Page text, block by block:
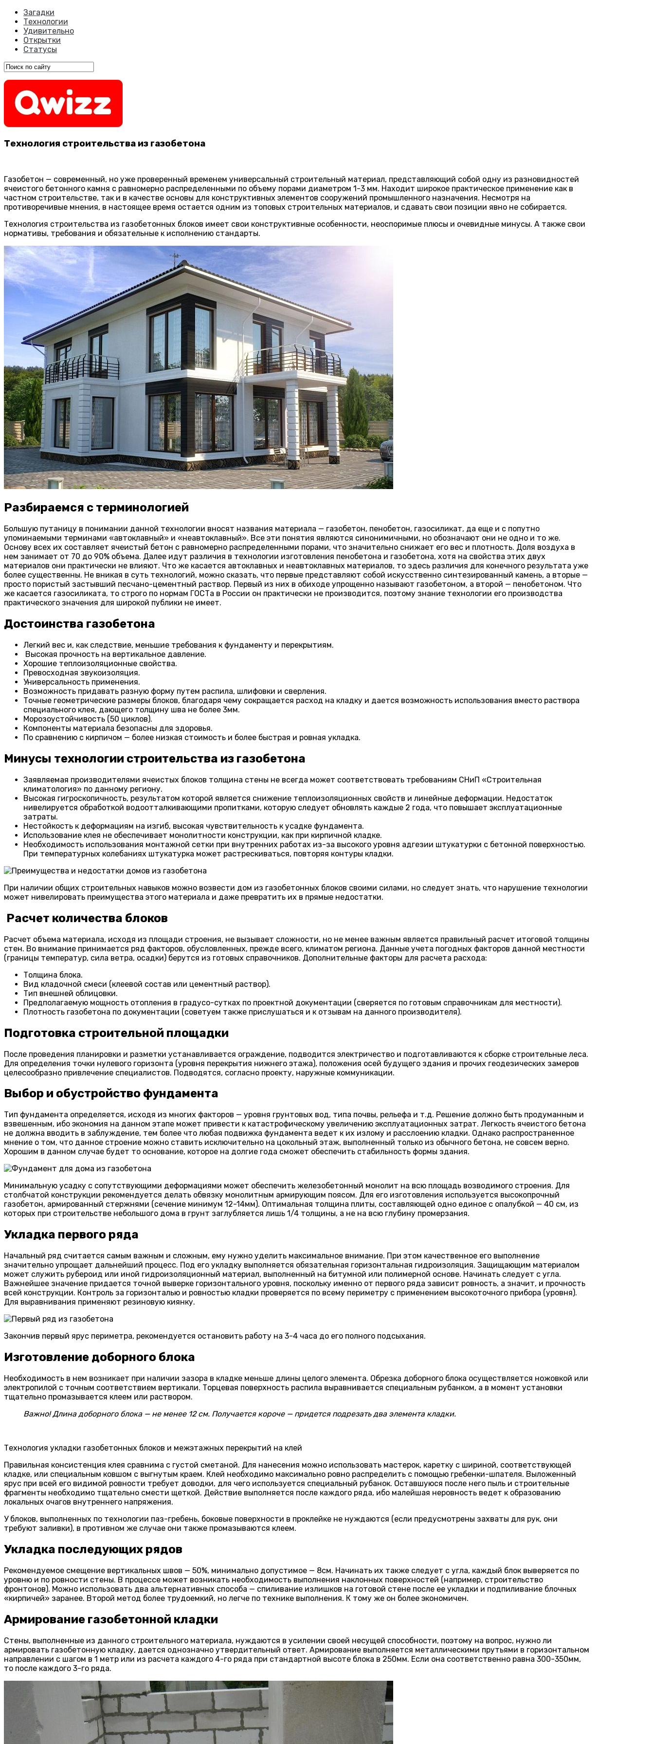
Загадки
Технологии
Удивительно
Открытки
Статусы
Технология строительства из газобетона
Газобетон — современный, но уже проверенный временем универсальный строительный материал, представляющий собой одну из разновидностей
ячеистого бетонного камня с равномерно распределенными по объему порами диаметром 1-3 мм. Находит широкое практическое применение как в
частном строительстве, так и в качестве основы для конструктивных элементов сооружений промышленного назначения. Несмотря на
противоречивые мнения, в настоящее время остается одним из топовых строительных материалов, и сдавать свои позиции явно не собирается.
Технология строительства из газобетонных блоков имеет свои конструктивные особенности, неоспоримые плюсы и очевидные минусы. А также свои
нормативы, требования и обязательные к исполнению стандарты.
Разбираемся с терминологией
Большую путаницу в понимании данной технологии вносят названия материала — газобетон, пенобетон, газосиликат, да еще и с попутно
упоминаемыми терминами «автоклавный» и «неавтоклавный». Все эти понятия являются синонимичными, но обозначают они не одно и то же.
Основу всех их составляет ячеистый бетон с равномерно распределенными порами, что значительно снижает его вес и плотность. Доля воздуха в
нем занимает от 70 до 90% объема. Далее идут различия в технологии изготовления пенобетона и газобетона, хотя на свойства этих двух
материалов они практически не влияют. Что же касается автоклавных и неавтоклавных материалов, то здесь различия для конечного результата уже
более существенны. Не вникая в суть технологий, можно сказать, что первые представляют собой искусственно синтезированный камень, а вторые —
просто пористый застывший песчано-цементный раствор. Первый из них в обиходе упрощенно называют газобетоном, а второй — пенобетоном. Что
же касается газосиликата, то строго по нормам ГОСТа в России он практически не производится, поэтому знание технологии его производства
практического значения для широкой публики не имеет.
Достоинства газобетона
Легкий вес и, как следствие, меньшие требования к фундаменту и перекрытиям.
Высокая прочность на вертикальное давление.
Хорошие теплоизоляционные свойства.
Превосходная звукоизоляция.
Универсальность применения.
Возможность придавать разную форму путем распила, шлифовки и сверления.
Точные геометрические размеры блоков, благодаря чему сокращается расход на кладку и дается возможность использования вместо раствора
специального клея, дающего толщину шва не более 3мм.
Морозоустойчивость (50 циклов).
Компоненты материала безопасны для здоровья.
По сравнению с кирпичом — более низкая стоимость и более быстрая и ровная укладка.
Минусы технологии строительства из газобетона
Заявляемая производителями ячеистых блоков толщина стены не всегда может соответствовать требованиям СНиП «Строительная
климатология» по данному региону.
Высокая гигроскопичность, результатом которой является снижение теплоизоляционных свойств и линейные деформации. Недостаток
нивелируется обработкой водоотталкивающими пропитками, которую следует обновлять каждые 2 года, что повышает эксплуатационные
затраты.
Нестойкость к деформациям на изгиб, высокая чувствительность к усадке фундамента.
Использование клея не обеспечивает монолитности конструкции, как при кирпичной кладке.
Необходимость использования монтажной сетки при внутренних работах из-за высокого уровня адгезии штукатурки с бетонной поверхностью.
При температурных колебаниях штукатурка может растрескиваться, повторяя контуры кладки.
При наличии общих строительных навыков можно возвести дом из газобетонных блоков своими силами, но следует знать, что нарушение технологии
может нивелировать преимущества этого материала и даже превратить их в прямые недостатки.
Расчет количества блоков
Расчет объема материала, исходя из площади строения, не вызывает сложности, но не менее важным является правильный расчет итоговой толщины
стен. Во внимание принимается ряд факторов, обусловленных, прежде всего, климатом региона. Данные учета погодных факторов данной местности
(границы температур, сила ветра, осадки) берутся из готовых справочников. Дополнительные факторы для расчета расхода:
Толщина блока.
Вид кладочной смеси (клеевой состав или цементный раствор).
Тип внешней облицовки.
Предполагаемую мощность отопления в градусо-сутках по проектной документации (сверяется по готовым справочникам для местности).
Плотность газобетона по документации (советуем также прислушаться и к отзывам на данного производителя).
Подготовка строительной площадки
После проведения планировки и разметки устанавливается ограждение, подводится электричество и подготавливаются к сборке строительные леса.
Для определения точки нулевого горизонта (уровня перекрытия нижнего этажа), положения осей будущего здания и прочих геодезических замеров
целесообразно привлечение специалистов. Подводятся, согласно проекту, наружные коммуникации.
Выбор и обустройство фундамента
Тип фундамента определяется, исходя из многих факторов — уровня грунтовых вод, типа почвы, рельефа и т.д. Решение должно быть продуманным и
взвешенным, ибо экономия на данном этапе может привести к катастрофическому увеличению эксплуатационных затрат. Легкость ячеистого бетона
не должна вводить в заблуждение, тем более что любая подвижка фундамента ведет к их излому и расслоению кладки. Однако распространенное
мнение о том, что данное строение можно ставить исключительно на цокольный этаж, выполненный только из обычного бетона, не совсем верно.
Хорошим в данном случае будет то основание, которое на долгие года сможет обеспечить стабильность формы здания.
Минимальную усадку с сопутствующими деформациями может обеспечить железобетонный монолит на всю площадь возводимого строения. Для
столбчатой конструкции рекомендуется делать обвязку монолитным армирующим поясом. Для его изготовления используется высокопрочный
газобетон, армированный стержнями (сечение минимум 12-14мм). Оптимальная толщина плиты, составляющей одно единое с опалубкой — 40 см, из
которых при строительстве небольшого дома в грунт заглубляется лишь 1/4 толщины, а не на всю глубину промерзания.
Укладка первого ряда
Начальный ряд считается самым важным и сложным, ему нужно уделить максимальное внимание. При этом качественное его выполнение
значительно упрощает дальнейший процесс. Под его укладку выполняется обязательная горизонтальная гидроизоляция. Защищающим материалом
может служить рубероид или иной гидроизоляционный материал, выполненный на битумной или полимерной основе. Начинать следует с угла.
Важнейшее значение придается точной выверке горизонтального уровня, поскольку именно от первого ряда зависит ровность, а значит, и прочность
всей конструкции. Контроль за горизонталью и ровностью кладки проверяется по всему периметру с применением высокоточного прибора (уровня).
Для выравнивания применяют резиновую киянку.
Закончив первый ярус периметра, рекомендуется остановить работу на 3-4 часа до его полного подсыхания.
Изготовление доборного блока
Необходимость в нем возникает при наличии зазора в кладке меньше длины целого элемента. Обрезка доборного блока осуществляется ножовкой или
электропилой с точным соответствием вертикали. Торцевая поверхность распила выравнивается специальным рубанком, а в момент установки
тщательно промазывается клеем или раствором.
Важно! Длина доборного блока — не менее 12 см. Получается короче — придется подрезать два элемента кладки.
Технология укладки газобетонных блоков и межэтажных перекрытий на клей
Правильная консистенция клея сравнима с густой сметаной. Для нанесения можно использовать мастерок, каретку с шириной, соответствующей
кладке, или специальным ковшом с выгнутым краем. Клей необходимо максимально ровно распределить с помощью гребенки-шпателя. Выложенный
ярус при всей его видимой ровности требует доводки, для чего используется специальный рубанок. Оставшуюся после него пыль и строительные
фрагменты необходимо тщательно смести щеткой. Действие выполняется после каждого ряда, ибо малейшая неровность ведет к образованию
локальных очагов внутреннего напряжения.
У блоков, выполненных по технологии паз-гребень, боковые поверхности в проклейке не нуждаются (если предусмотрены захваты для рук, они
требуют заливки), в противном же случае они также промазываются клеем.
Укладка последующих рядов
Рекомендуемое смещение вертикальных швов — 50%, минимально допустимое — 8см. Начинать их также следует с угла, каждый блок выверяется по
уровню и по ровности стены. В процессе может возникать необходимость выполнения наклонных поверхностей (например, строительство
фронтонов). Можно использовать два альтернативных способа — спиливание излишков на готовой стене после ее укладки и подпиливание блочных
«кирпичей» заранее. Второй метод более трудоемкий, но легче по технике выполнения. К тому же он более экономичен.
Армирование газобетонной кладки
Стены, выполненные из данного строительного материала, нуждаются в усилении своей несущей способности, поэтому на вопрос, нужно ли
армировать газобетонную кладку, дается однозначно утвердительный ответ. Армирование выполняется металлическими прутьями в горизонтальном
направлении с шагом в 1 метр или из расчета каждого 4-го ряда при стандартной высоте блока в 250мм. Если она соответственно равна 300-350мм,
то после каждого 3-го ряда.